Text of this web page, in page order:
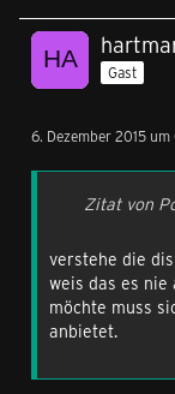
Gast
6. Dezember 2015
Zitat von
verstehe die
weis das es
möchte muss
anbietet.